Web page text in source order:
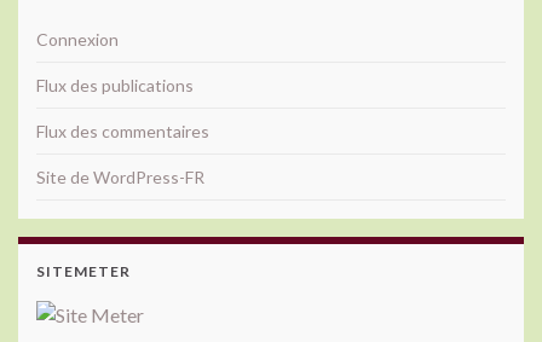
Connexion
Flux des publications
Flux des commentaires
Site de WordPress-FR
SITEMETER